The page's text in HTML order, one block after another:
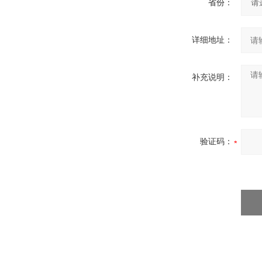
省份：
详细地址：
补充说明：
验证码：